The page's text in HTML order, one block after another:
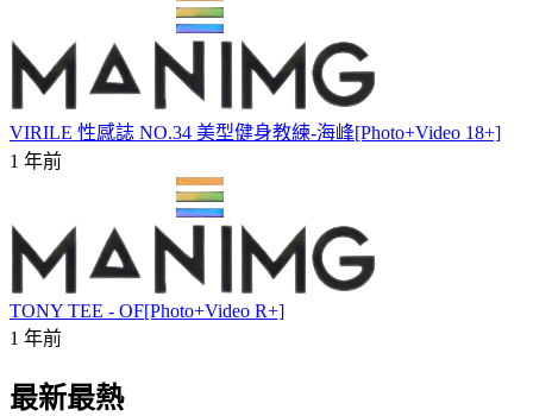
VIRILE 性感誌 NO.34 美型健身教練-海峰[Photo+Video 18+]
1 年前
TONY TEE - OF[Photo+Video R+]
1 年前
最新最熱